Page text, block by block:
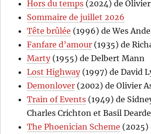
Hors du temps (2024) de Olivier
Sommaire de juillet 2026
Tête brûlée (1996) de Wes
Fanfare d’amour (1935) de
Marty(1955) de Delbert Mann
Lost Highway(1997) de David
Demonlover (2002) de Olivier
Train of Events (1949) de
Charles Crichton et Basil
The Phoenician Scheme (2025)